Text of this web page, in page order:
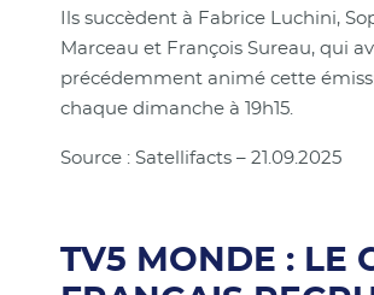
Ils succèdent à Fabrice Luchini,
Marceau et François Sureau, qui
précédemment animé cette
chaque dimanche à 19h15.
Source : Satellifacts – 21.09.2025
TV5 MONDE : LE